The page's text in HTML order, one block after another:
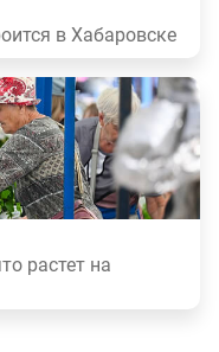
в Хабаровске
растет на